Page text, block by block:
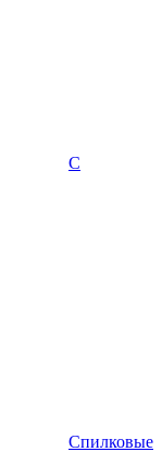
С
Спилковые